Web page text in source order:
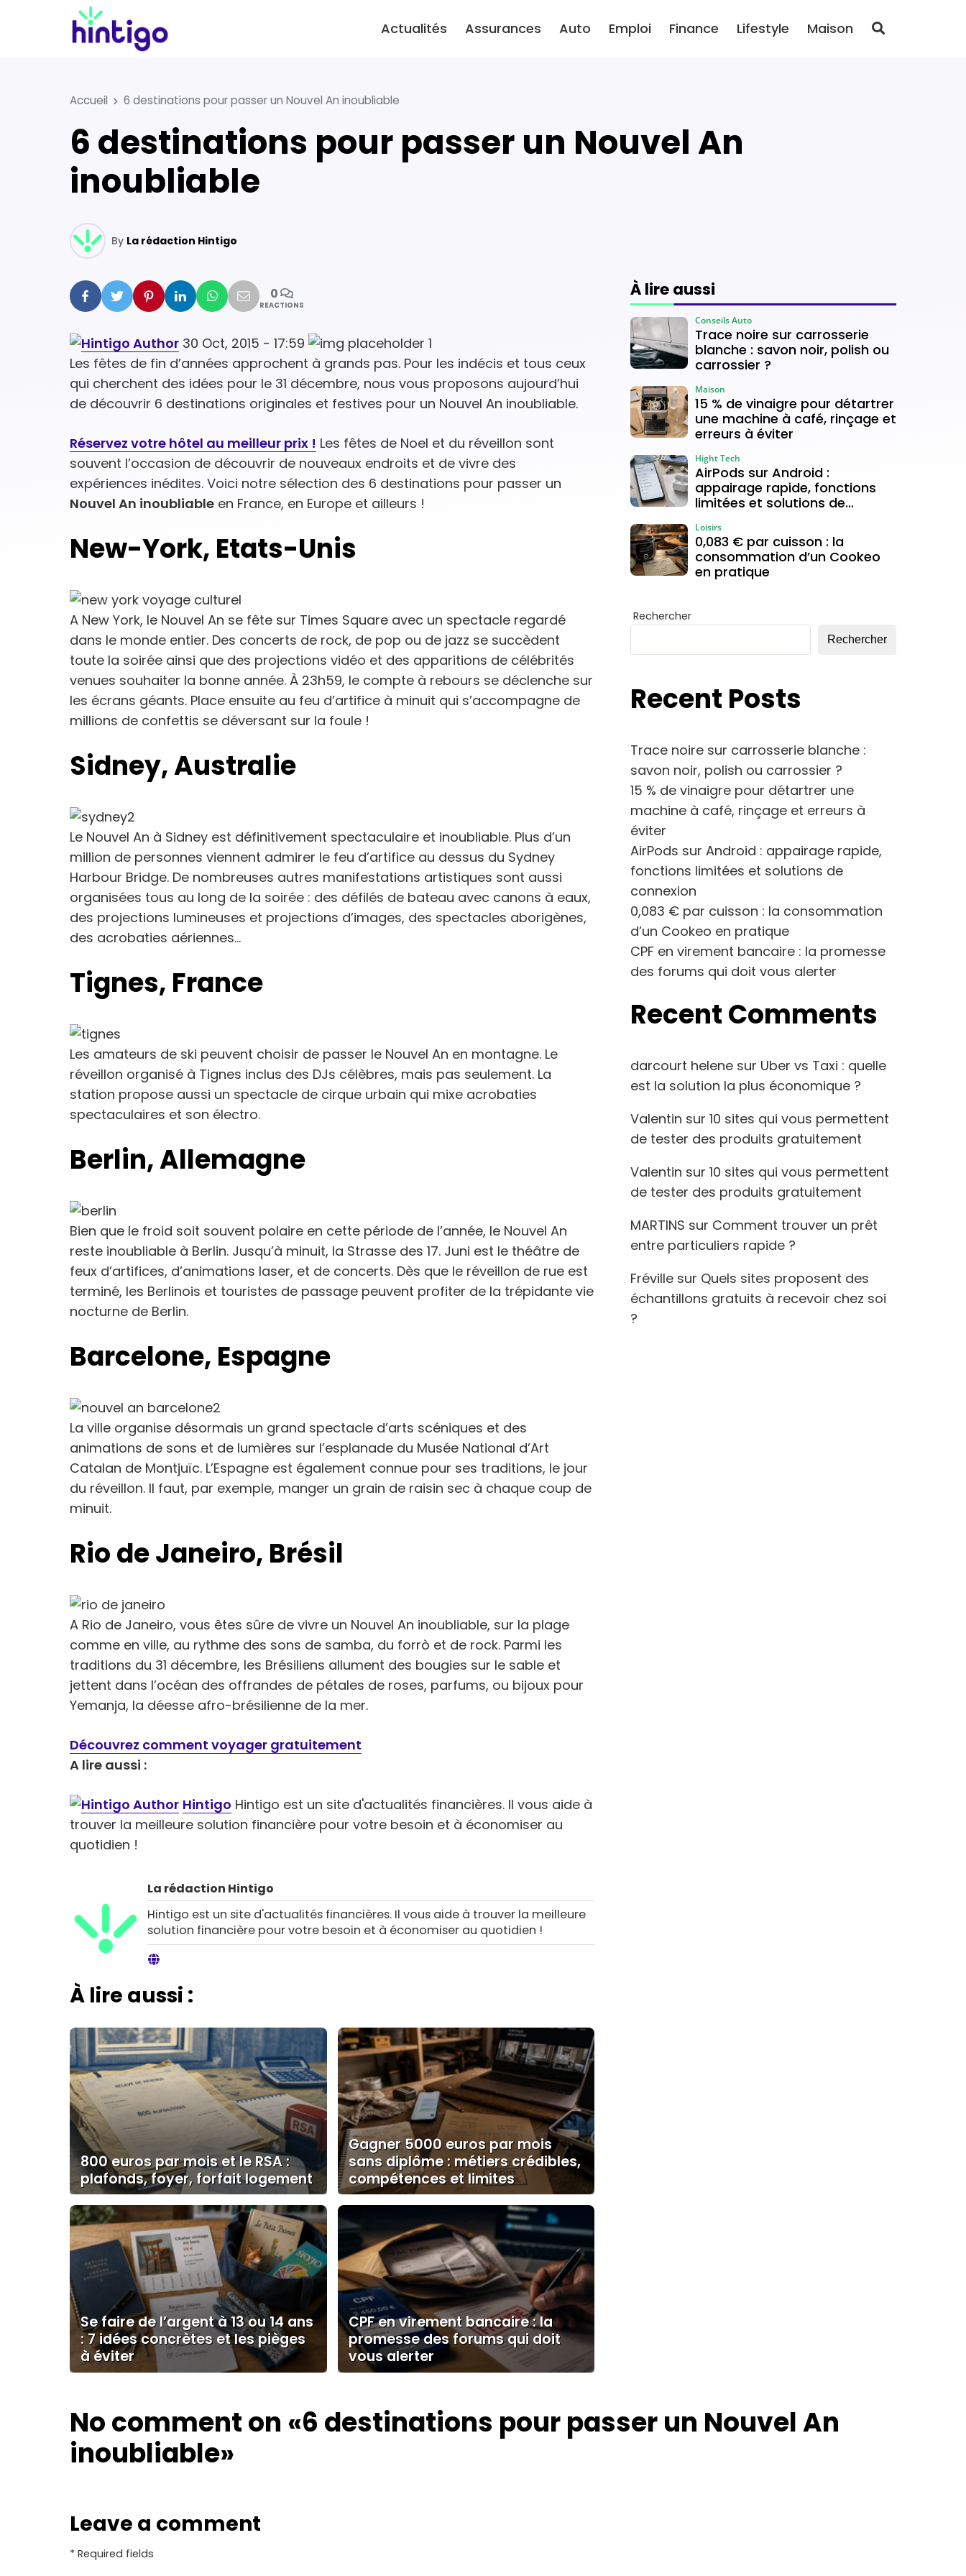
Actualités Assurances Auto Emploi Finance Lifestyle Maison
Accueil 6 destinations pour passer un Nouvel An inoubliable
6 destinations pour passer un Nouvel An
inoubliable
By La rédaction Hintigo
Facebook
Twitter PinterestLinkedinWhatsapp
Mail0
REACTIONS
30 Oct, 2015 - 17:59
Les fêtes de fin d’années approchent à grands pas. Pour les indécis et tous ceux
qui cherchent des idées pour le 31 décembre, nous vous proposons aujourd’hui
de découvrir 6 destinations originales et festives pour un Nouvel An inoubliable.
Réservez votre hôtel au meilleur prix ! Les fêtes de Noel et du réveillon sont
souvent l’occasion de découvrir de nouveaux endroits et de vivre des
expériences inédites. Voici notre sélection des 6 destinations pour passer un
Nouvel An inoubliable en France, en Europe et ailleurs !
New-York, Etats-Unis
A New York, le Nouvel An se fête sur Times Square avec un spectacle regardé
dans le monde entier. Des concerts de rock, de pop ou de jazz se succèdent
toute la soirée ainsi que des projections vidéo et des apparitions de célébrités
venues souhaiter la bonne année. À 23h59, le compte à rebours se déclenche sur
les écrans géants. Place ensuite au feu d’artifice à minuit qui s’accompagne de
millions de confettis se déversant sur la foule !
Sidney, Australie
Le Nouvel An à Sidney est définitivement spectaculaire et inoubliable. Plus d’un
million de personnes viennent admirer le feu d’artifice au dessus du Sydney
Harbour Bridge. De nombreuses autres manifestations artistiques sont aussi
organisées tous au long de la soirée : des défilés de bateau avec canons à eaux,
des projections lumineuses et projections d’images, des spectacles aborigènes,
des acrobaties aériennes…
Tignes, France
Les amateurs de ski peuvent choisir de passer le Nouvel An en montagne. Le
réveillon organisé à Tignes inclus des DJs célèbres, mais pas seulement. La
station propose aussi un spectacle de cirque urbain qui mixe acrobaties
spectaculaires et son électro.
Berlin, Allemagne
Bien que le froid soit souvent polaire en cette période de l’année, le Nouvel An
reste inoubliable à Berlin. Jusqu’à minuit, la Strasse des 17. Juni est le théâtre de
feux d’artifices, d’animations laser, et de concerts. Dès que le réveillon de rue est
terminé, les Berlinois et touristes de passage peuvent profiter de la trépidante vie
nocturne de Berlin.
Barcelone, Espagne
La ville organise désormais un grand spectacle d’arts scéniques et des
animations de sons et de lumières sur l’esplanade du Musée National d’Art
Catalan de Montjuïc. L’Espagne est également connue pour ses traditions, le jour
du réveillon. Il faut, par exemple, manger un grain de raisin sec à chaque coup de
minuit.
Rio de Janeiro, Brésil
A Rio de Janeiro, vous êtes sûre de vivre un Nouvel An inoubliable, sur la plage
comme en ville, au rythme des sons de samba, du forrò et de rock. Parmi les
traditions du 31 décembre, les Brésiliens allument des bougies sur le sable et
jettent dans l’océan des offrandes de pétales de roses, parfums, ou bijoux pour
Yemanja, la déesse afro-brésilienne de la mer.
Découvrez comment voyager gratuitement
A lire aussi :
Hintigo Hintigo est un site d'actualités financières. Il vous aide à
trouver la meilleure solution financière pour votre besoin et à économiser au
quotidien !
La rédaction Hintigo
Hintigo est un site d'actualités financières. Il vous aide à trouver la meilleure
solution financière pour votre besoin et à économiser au quotidien !
À lire aussi :
800 euros par mois et le RSA :
plafonds, foyer, forfait logement
Gagner 5000 euros par mois
sans diplôme : métiers crédibles,
compétences et limites
Se faire de l’argent à 13 ou 14 ans
: 7 idées concrètes et les pièges
à éviter
CPF en virement bancaire : la
promesse des forums qui doit
vous alerter
À lire aussi
Trace noire sur carrosserie
blanche : savon noir, polish ou
carrossier ?
Conseils Auto
15 % de vinaigre pour détartrer
une machine à café, rinçage et
erreurs à éviter
Maison
AirPods sur Android :
appairage rapide, fonctions
limitées et solutions de
Hight Tech
0,083 € par cuisson : la
consommation d’un Cookeo
en pratique
Loisirs
Rechercher
Rechercher
Recent Posts
Trace noire sur carrosserie blanche :
savon noir, polish ou carrossier ?
15 % de vinaigre pour détartrer une
machine à café, rinçage et erreurs à
éviter
AirPods sur Android : appairage rapide,
fonctions limitées et solutions de
connexion
0,083 € par cuisson : la consommation
d’un Cookeo en pratique
CPF en virement bancaire : la promesse
des forums qui doit vous alerter
Recent Comments
darcourt helene sur Uber vs Taxi : quelle
est la solution la plus économique ?
Valentin sur 10 sites qui vous permettent
de tester des produits gratuitement
Valentin sur 10 sites qui vous permettent
de tester des produits gratuitement
MARTINS sur Comment trouver un prêt
entre particuliers rapide ?
Fréville sur Quels sites proposent des
échantillons gratuits à recevoir chez soi
?
No comment on «6 destinations pour passer un Nouvel An
inoubliable»
Leave a comment
* Required fields